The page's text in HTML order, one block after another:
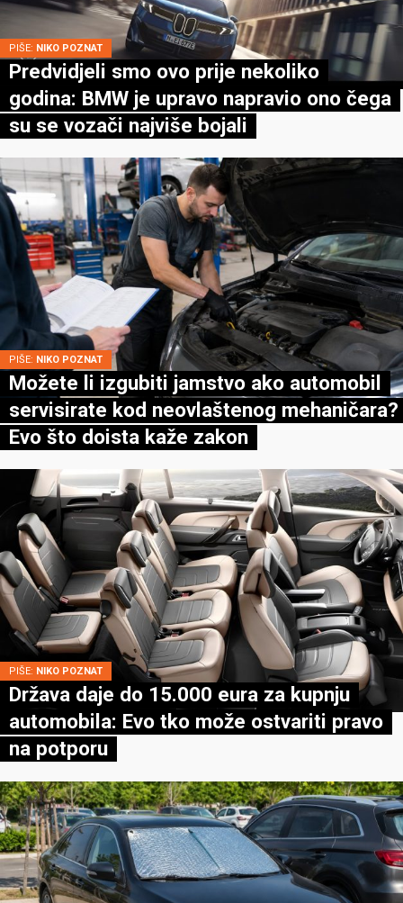
PIŠE: NIKO POZNAT
Predvidjeli smo ovo prije nekoliko
godina: BMW je upravo napravio ono čega
su se vozači najviše bojali
PIŠE: NIKO POZNAT
Možete li izgubiti jamstvo ako automobil
servisirate kod neovlaštenog mehaničara?
Evo što doista kaže zakon
PIŠE: NIKO POZNAT
Država daje do 15.000 eura za kupnju
automobila: Evo tko može ostvariti pravo
na potporu